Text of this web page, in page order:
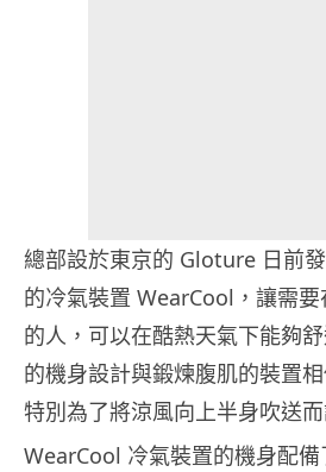
總部設於東京的 Gloture 日前
的冷氣裝置 WearCool，讓需
的人，可以在酷熱天氣下能夠
的機身設計與鍛煉腹肌的裝置
特別為了將涼風向上半身吹送而
WearCool 冷氣裝置的機身配